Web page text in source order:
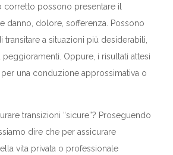
corretto possono presentare il
danno, dolore, sofferenza. Possono
transitare a situazioni più desiderabili,
Oppure, i risultati attesi
una conduzione approssimativa o
transizioni “sicure”? Proseguendo
dire che per assicurare
vita privata o professionale